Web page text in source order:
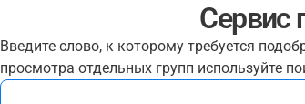
Сервис
Введите слово, к которому требуется
просмотра отдельных групп используйте